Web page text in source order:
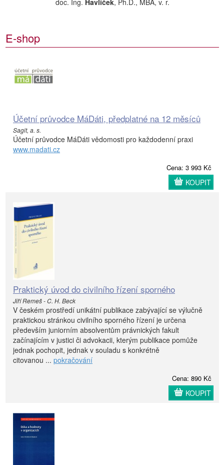
doc. Ing. Havlíček, Ph.D., MBA, v. r.
E-shop
Účetní průvodce MáDáti, předplatné na 12 měsíců
Sagit, a. s.
Účetní průvodce MáDáti vědomosti pro každodenní praxi
www.madati.cz
Cena: 3 993 Kč
KOUPIT
Praktický úvod do civilního řízení sporného
Jiří Remeš - C. H. Beck
V českém prostředí unikátní publikace zabývající se výlučně
praktickou stránkou civilního sporného řízení je určena
především juniorním absolventům právnických fakult
začínajícím v justici či advokacii, kterým publikace pomůže
jednak pochopit, jednak v souladu s konkrétně
citovanou ... pokračování
Cena: 890 Kč
KOUPIT